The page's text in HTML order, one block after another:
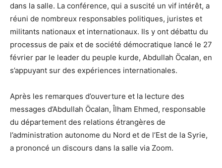
dans la salle. La conférence, qui a suscité un vif intérêt, a
réuni de nombreux responsables politiques, juristes et
militants nationaux et internationaux. Ils y ont débattu du
processus de paix et de société démocratique lancé le 27
février par le leader du peuple kurde, Abdullah Öcalan, en
s’appuyant sur des expériences internationales.
Après les remarques d’ouverture et la lecture des
messages d’Abdullah Öcalan, Îlham Ehmed, responsable
du département des relations étrangères de
l’administration autonome du Nord et de l’Est de la Syrie,
a prononcé un discours dans la salle via Zoom.